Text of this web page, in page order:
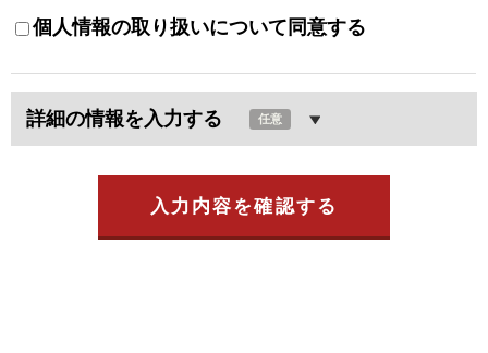
個人情報の取り扱いについて同意する
詳細の情報を入力する 任意
入力内容を確認する